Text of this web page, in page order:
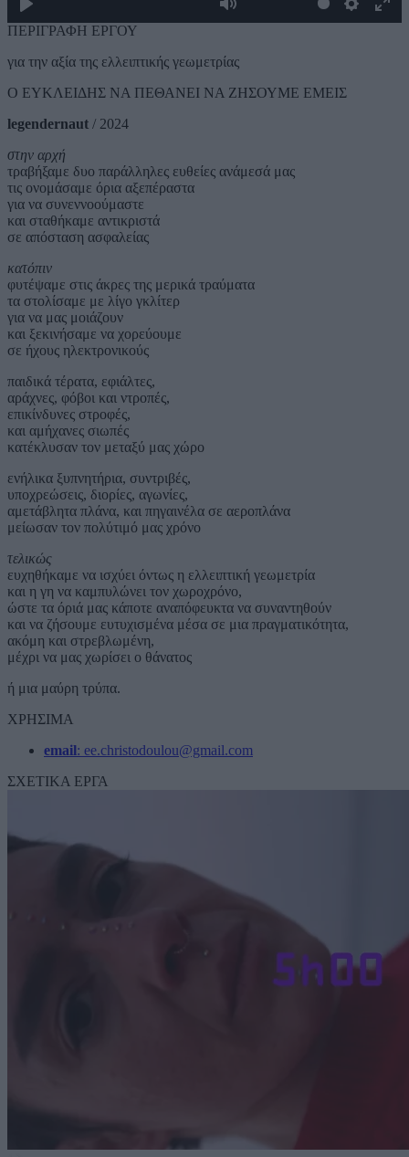
Play Mute Settings
ΠΕΡΙΓΡΑΦΗ ΕΡΓΟΥ
για την αξία της ελλειπτικής γεωμετρίας
Ο ΕΥΚΛΕΙΔΗΣ ΝΑ ΠΕΘΑΝΕΙ ΝΑ ΖΗΣΟΥΜΕ ΕΜΕΙΣ
legendernaut / 2024
στην αρχή
τραβήξαμε δυο παράλληλες ευθείες ανάμεσά μας
τις ονομάσαμε όρια αξεπέραστα
για να συνεννοούμαστε
και σταθήκαμε αντικριστά
σε απόσταση ασφαλείας
κατόπιν
φυτέψαμε στις άκρες της μερικά τραύματα
τα στολίσαμε με λίγο γκλίτερ
για να μας μοιάζουν
και ξεκινήσαμε να χορεύουμε
σε ήχους ηλεκτρονικούς
παιδικά τέρατα, εφιάλτες,
αράχνες, φόβοι και ντροπές,
επικίνδυνες στροφές,
και αμήχανες σιωπές
κατέκλυσαν τον μεταξύ μας χώρο
ενήλικα ξυπνητήρια, συντριβές,
υποχρεώσεις, διορίες, αγωνίες,
αμετάβλητα πλάνα, και πηγαινέλα σε αεροπλάνα
μείωσαν τον πολύτιμό μας χρόνο
τελικώς
ευχηθήκαμε να ισχύει όντως η ελλειπτική γεωμετρία
και η γη να καμπυλώνει τον χωροχρόνο,
ώστε τα όριά μας κάποτε αναπόφευκτα να συναντηθούν
και να ζήσουμε ευτυχισμένα μέσα σε μια πραγματικότητα,
ακόμη και στρεβλωμένη,
μέχρι να μας χωρίσει ο θάνατος
ή μια μαύρη τρύπα.
ΧΡΗΣΙΜΑ
email: ee.christodoulou@gmail.com
ΣΧΕΤΙΚΑ ΕΡΓΑ